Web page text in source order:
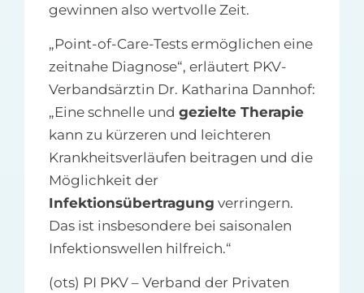
gewinnen also wertvolle Zeit.
„Point-of-Care-Tests ermöglichen eine
zeitnahe Diagnose“, erläutert PKV-
Verbandsärztin Dr. Katharina Dannhof:
„Eine schnelle und gezielte Therapie
kann zu kürzeren und leichteren
Krankheitsverläufen beitragen und die
Möglichkeit der
Infektionsübertragung verringern.
Das ist insbesondere bei saisonalen
Infektionswellen hilfreich.“
(ots) PI PKV – Verband der Privaten